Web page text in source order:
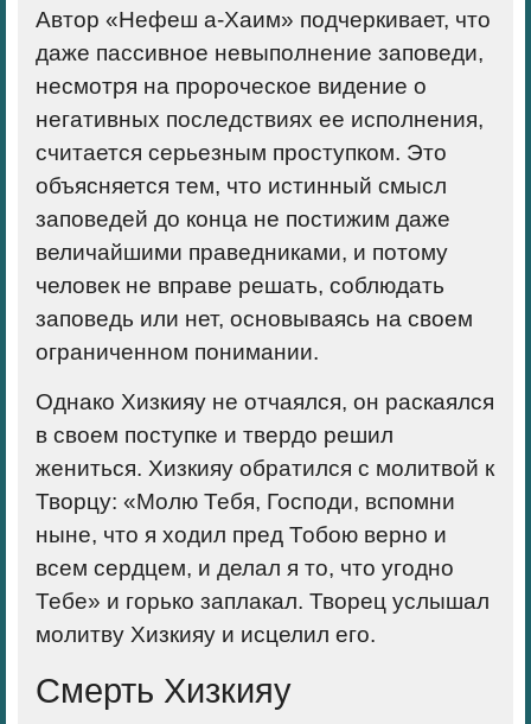
Автор «Нефеш а-Хаим» подчеркивает, что
даже пассивное невыполнение заповеди,
несмотря на пророческое видение о
негативных последствиях ее исполнения,
считается серьезным проступком. Это
объясняется тем, что истинный смысл
заповедей до конца не постижим даже
величайшими праведниками, и потому
человек не вправе решать, соблюдать
заповедь или нет, основываясь на своем
ограниченном понимании.
Однако Хизкияу не отчаялся, он раскаялся
в своем поступке и твердо решил
жениться. Хизкияу обратился с молитвой к
Творцу: «Молю Тебя, Господи, вспомни
ныне, что я ходил пред Тобою верно и
всем сердцем, и делал я то, что угодно
Тебе» и горько заплакал. Творец услышал
молитву Хизкияу и исцелил его.
Смерть Хизкияу